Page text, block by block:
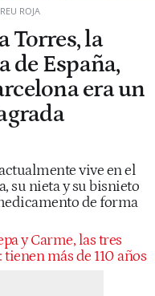
ROJA
Torres, la
de España,
era un
vive en el
su nieta y su bisnieto
de forma
y Carme, las tres
más de 110 años